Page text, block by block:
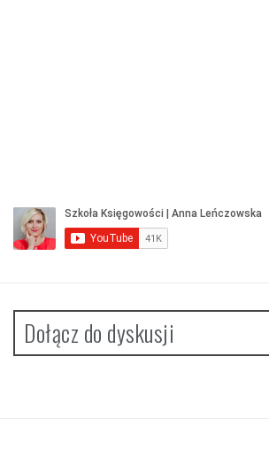
Dołącz do dyskusji